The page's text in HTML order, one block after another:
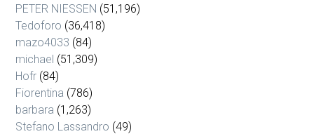
PETER NIESSEN (51,196)
Tedoforo (36,418)
mazo4033 (84)
michael (51,309)
Hofr (84)
Fiorentina (786)
barbara (1,263)
Stefano Lassandro (49)